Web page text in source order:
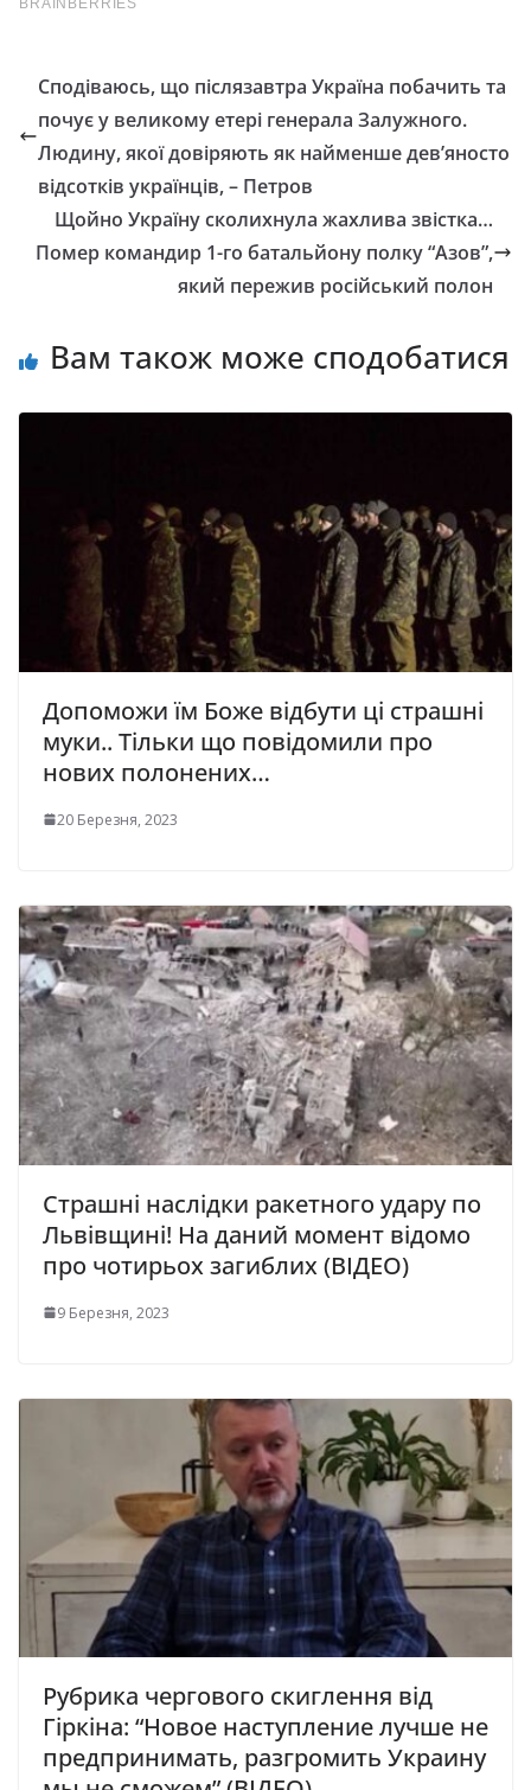
Сподіваюсь, що післязавтра Україна побачить та
почує у великому етері генерала Залужного.
Людину, якої довіряють як найменше дев’яносто
відсотків українців, – Петров
Щойно Україну сколихнула жаxлива звістка…
Помер командир 1-го батальйону полку “Азов”,
який пережив російський полон
Вам також може сподобатися
Допоможи їм Боже відбути ці страшні
муки.. Тільки що повідомили про
нових полонених…
20 Березня, 2023
Страшні наслідки ракетного удару по
Львівщині! На даний момент відомо
про чотирьох загиблих (ВІДЕО)
9 Березня, 2023
Рубрика чергового скиглення від
Гіркіна: “Новое наступление лучше не
предпринимать, разгромить Украину